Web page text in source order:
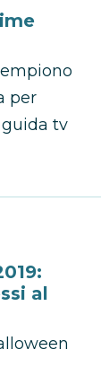
per
tv
al